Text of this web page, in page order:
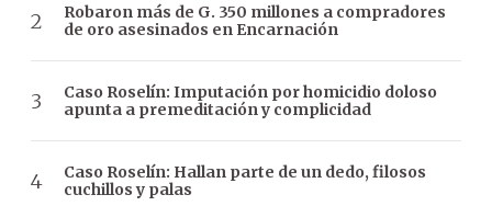
Robaron más de G. 350 millones a compradores
de oro asesinados en Encarnación
Caso Roselín: Imputación por homicidio doloso
apunta a premeditación y complicidad
Caso Roselín: Hallan parte de un dedo, filosos
cuchillos y palas